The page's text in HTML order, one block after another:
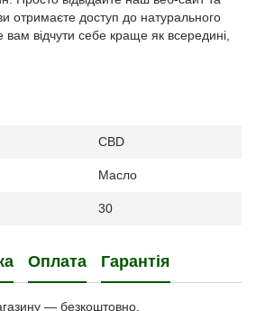
отримаєте доступ до натурального
відчути себе краще як всередині,
CBD
Масло
30
Оплата Гарантія
— безкоштовно.